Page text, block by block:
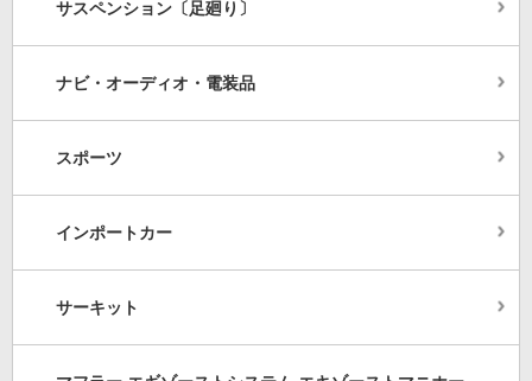
サスペンション〔足廻り〕
ナビ・オーディオ・電装品
スポーツ
インポートカー
サーキット